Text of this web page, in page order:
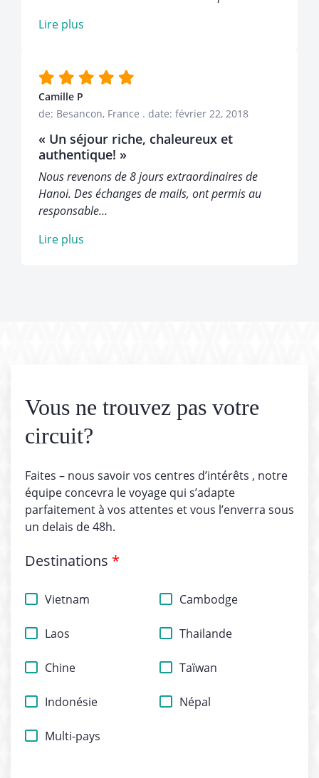
Lire plus
Camille P
de: Besancon, France . date: février 22, 2018
« Un séjour riche, chaleureux et
authentique! »
Nous revenons de 8 jours extraordinaires de
Hanoi. Des échanges de mails, ont permis au
responsable…
Lire plus
Vous ne trouvez pas votre
circuit?
Faites – nous savoir vos centres d’intérêts , notre
équipe concevra le voyage qui s’adapte
parfaitement à vos attentes et vous l’enverra sous
un delais de 48h.
Destinations *
Vietnam Cambodge
Laos Thailande
Chine Taïwan
Indonésie Népal
Multi-pays